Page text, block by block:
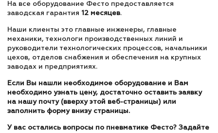
На все оборудование Фесто предоставляется
заводская гарантия 12 месяцев.
Наши клиенты это главные инженеры, главные
механики, технологи производственных линий и
руководители технологических процессов, начальники
цехов, отделов снабжения и обеспечения на крупных
заводах и предприятиях.
Если Вы нашли необходимое оборудование и Вам
необходимо узнать цену, достаточно оставить заявку
на нашу почту (вверху этой веб-страницы) или
заполнить форму внизу страницы.
У вас остались вопросы по пневматике Фесто? Задайте